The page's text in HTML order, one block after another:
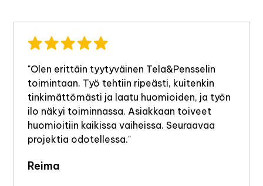
"Olen erittäin tyytyväinen Tela&Pensselin
toimintaan. Työ tehtiin ripeästi, kuitenkin
tinkimättömästi ja laatu huomioiden, ja työn
ilo näkyi toiminnassa. Asiakkaan toiveet
huomioitiin kaikissa vaiheissa. Seuraavaa
projektia odotellessa."
Reima